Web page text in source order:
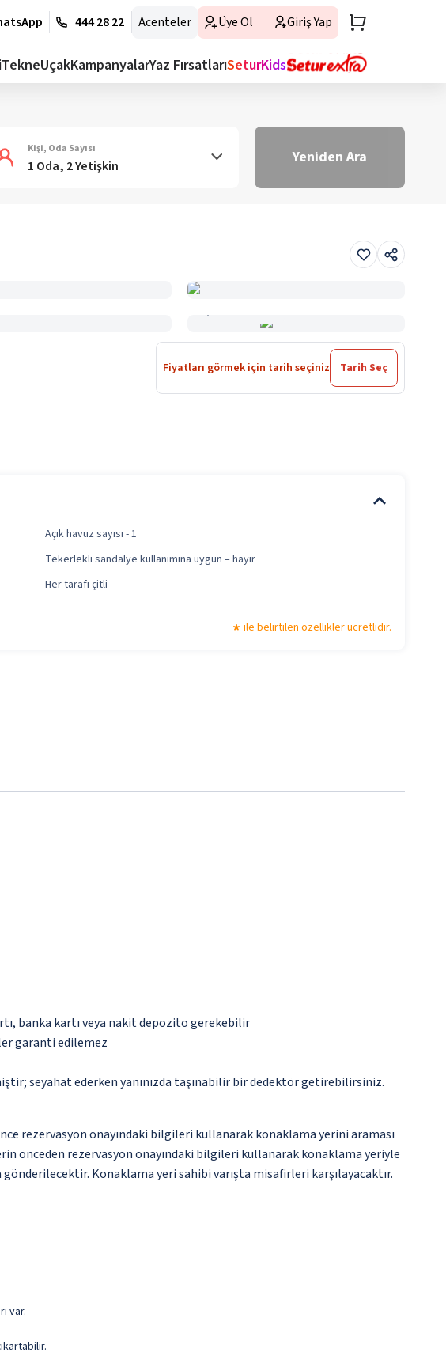
444 28 22 Acenteler Üye Ol Giriş Yap
TekneUçakKampanyalarYaz FırsatlarıSeturKids
Kişi, Oda Sayısı
1 Oda, 2 Yetişkin Yeniden Ara
Fiyatları görmek için tarih seçiniz Tarih Seç
Açık havuz sayısı - 1
Tekerlekli sandalye kullanımına uygun – hayır
Her tarafı çitli
ile belirtilen özellikler ücretlidir.
banka kartı veya nakit depozito gerekebilir
garanti edilemez
seyahat ederken yanınızda taşınabilir bir dedektör getirebilirsiniz.
rezervasyon onayındaki bilgileri kullanarak konaklama yerini araması
önceden rezervasyon onayındaki bilgileri kullanarak konaklama yeriyle
Konaklama yeri sahibi varışta misafirleri karşılayacaktır.
var.